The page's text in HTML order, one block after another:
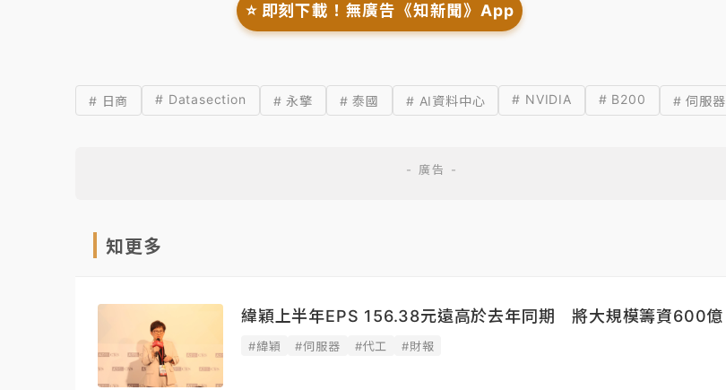
⭐️ 即刻下載！無廣告《知新聞》App
# 日商 # Datasection # 永擎 # 泰國 # AI資料中心 # NVIDIA # B200 # 伺服器
知更多
緯穎上半年EPS 156.38元遠高於去年同期 將大規模籌資600億
#緯穎 #伺服器 #代工 #財報